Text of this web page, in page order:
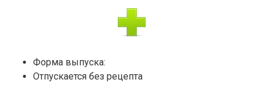
Форма выпуска:
Отпускается без рецепта